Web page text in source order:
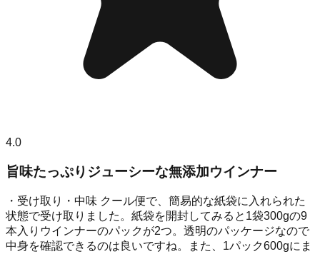
4.0
旨味たっぷりジューシーな無添加ウインナー
・受け取り・中味 クール便で、簡易的な紙袋に入れられた
状態で受け取りました。紙袋を開封してみると1袋300gの9
本入りウインナーのパックが2つ。透明のパッケージなので
中身を確認できるのは良いですね。また、1パック600gにま